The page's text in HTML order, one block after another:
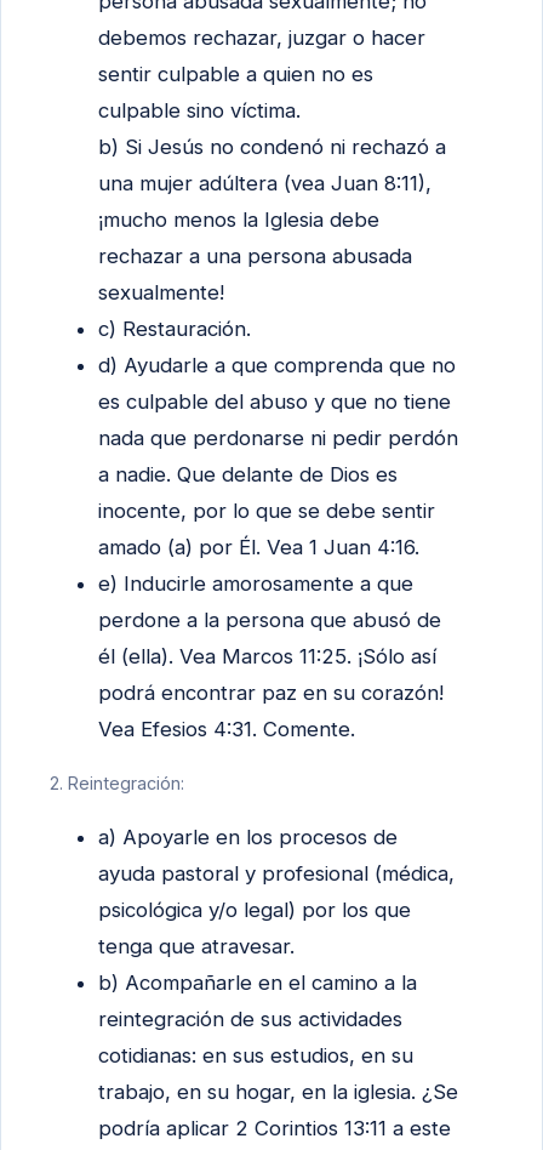
debemos rechazar, juzgar o hacer
sentir culpable a quien no es
culpable sino víctima.
b) Si Jesús no condenó ni rechazó a
una mujer adúltera (vea Juan 8:11),
¡mucho menos la Iglesia debe
rechazar a una persona abusada
sexualmente!
c) Restauración.
d) Ayudarle a que comprenda que no
es culpable del abuso y que no tiene
nada que perdonarse ni pedir perdón
a nadie. Que delante de Dios es
inocente, por lo que se debe sentir
amado (a) por Él. Vea 1 Juan 4:16.
e) Inducirle amorosamente a que
perdone a la persona que abusó de
él (ella). Vea Marcos 11:25. ¡Sólo así
podrá encontrar paz en su corazón!
Vea Efesios 4:31. Comente.
2. Reintegración:
a) Apoyarle en los procesos de
ayuda pastoral y profesional (médica,
psicológica y/o legal) por los que
tenga que atravesar.
b) Acompañarle en el camino a la
reintegración de sus actividades
cotidianas: en sus estudios, en su
trabajo, en su hogar, en la iglesia. ¿Se
podría aplicar 2 Corintios 13:11 a este